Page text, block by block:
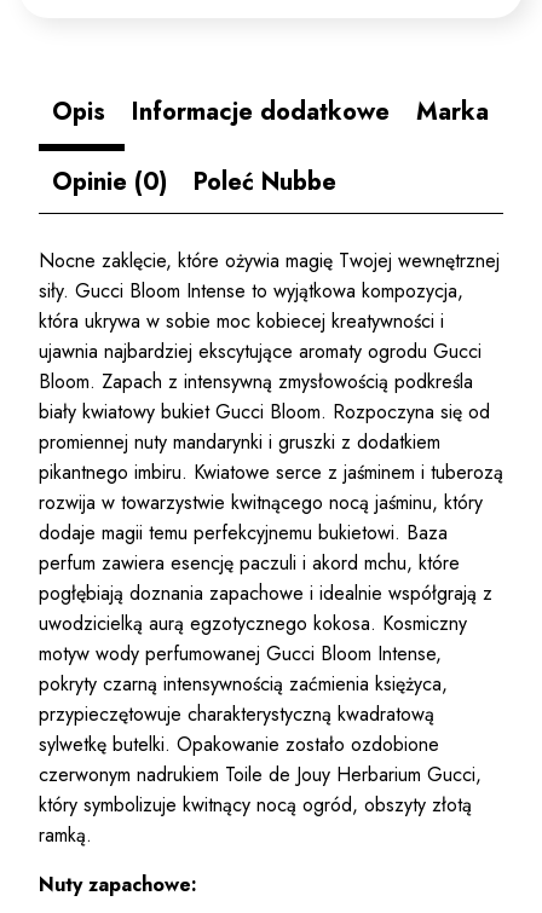
Opis Informacje dodatkowe
Marka
Opinie (0)
Poleć Nubbe
Nocne zaklęcie, które ożywia magię Twojej wewnętrznej
siły. Gucci Bloom Intense to wyjątkowa kompozycja,
która ukrywa w sobie moc kobiecej kreatywności i
ujawnia najbardziej ekscytujące aromaty ogrodu Gucci
Bloom. Zapach z intensywną zmysłowością podkreśla
biały kwiatowy bukiet Gucci Bloom. Rozpoczyna się od
promiennej nuty mandarynki i gruszki z dodatkiem
pikantnego imbiru. Kwiatowe serce z jaśminem i tuberozą
rozwija w towarzystwie kwitnącego nocą jaśminu, który
dodaje magii temu perfekcyjnemu bukietowi. Baza
perfum zawiera esencję paczuli i akord mchu, które
pogłębiają doznania zapachowe i idealnie współgrają z
uwodzicielką aurą egzotycznego kokosa. Kosmiczny
motyw wody perfumowanej Gucci Bloom Intense,
pokryty czarną intensywnością zaćmienia księżyca,
przypieczętowuje charakterystyczną kwadratową
sylwetkę butelki. Opakowanie zostało ozdobione
czerwonym nadrukiem Toile de Jouy Herbarium Gucci,
który symbolizuje kwitnący nocą ogród, obszyty złotą
ramką.
Nuty zapachowe: